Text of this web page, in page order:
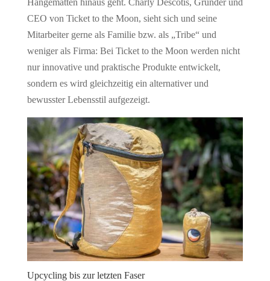
Hängematten hinaus geht. Charly Descotis, Gründer und
CEO von Ticket to the Moon, sieht sich und seine
Mitarbeiter gerne als Familie bzw. als „Tribe“ und
weniger als Firma: Bei Ticket to the Moon werden nicht
nur innovative und praktische Produkte entwickelt,
sondern es wird gleichzeitig ein alternativer und
bewusster Lebensstil aufgezeigt.
Upcycling bis zur letzten Faser